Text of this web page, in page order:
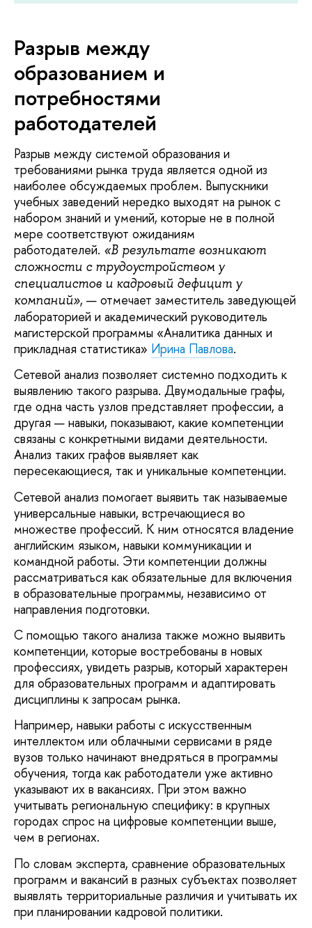
Разрыв между
образованием и
потребностями
работодателей
Разрыв между системой образования и
требованиями рынка труда является одной из
наиболее обсуждаемых проблем. Выпускники
учебных заведений нередко выходят на рынок с
набором знаний и умений, которые не в полной
мере соответствуют ожиданиям
работодателей. «В результате возникают
сложности с трудоустройством у
специалистов и кадровый дефицит у
компаний», — отмечает заместитель заведующей
лабораторией и академический руководитель
магистерской программы «Аналитика данных и
прикладная статистика» Ирина Павлова.
Сетевой анализ позволяет системно подходить к
выявлению такого разрыва. Двумодальные графы,
где одна часть узлов представляет профессии, а
другая — навыки, показывают, какие компетенции
связаны с конкретными видами деятельности.
Анализ таких графов выявляет как
пересекающиеся, так и уникальные компетенции.
Сетевой анализ помогает выявить так называемые
универсальные навыки, встречающиеся во
множестве профессий. К ним относятся владение
английским языком, навыки коммуникации и
командной работы. Эти компетенции должны
рассматриваться как обязательные для включения
в образовательные программы, независимо от
направления подготовки.
С помощью такого анализа также можно выявить
компетенции, которые востребованы в новых
профессиях, увидеть разрыв, который характерен
для образовательных программ и адаптировать
дисциплины к запросам рынка.
Например, навыки работы с искусственным
интеллектом или облачными сервисами в ряде
вузов только начинают внедряться в программы
обучения, тогда как работодатели уже активно
указывают их в вакансиях. При этом важно
учитывать региональную специфику: в крупных
городах спрос на цифровые компетенции выше,
чем в регионах.
По словам эксперта, сравнение образовательных
программ и вакансий в разных субъектах позволяет
выявлять территориальные различия и учитывать их
при планировании кадровой политики.